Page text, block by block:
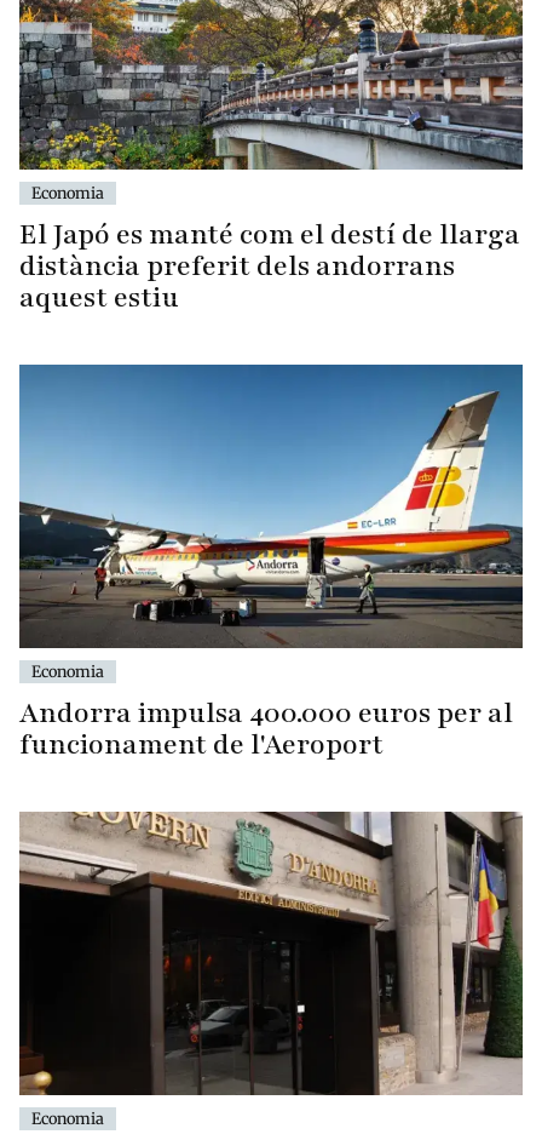
Economia
El Japó es manté com el destí de llarga
distància preferit dels andorrans
aquest estiu
Economia
Andorra impulsa 400.000 euros per al
funcionament de l'Aeroport
Economia